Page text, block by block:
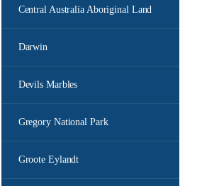
Central Australia Aboriginal Land
Darwin
Devils Marbles
Gregory National Park
Groote Eylandt